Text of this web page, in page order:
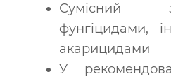
Сумісний
фунгіцидами,
акарицидами
У